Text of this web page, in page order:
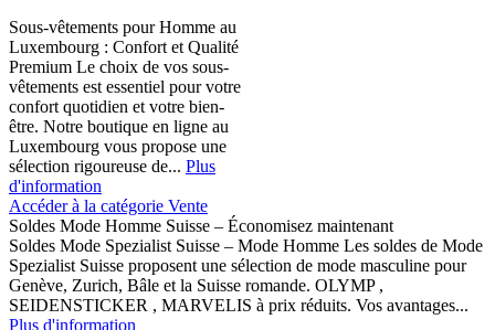
Sous-vêtements pour Homme au
Luxembourg : Confort et Qualité
Premium Le choix de vos sous-
vêtements est essentiel pour votre
confort quotidien et votre bien-
être. Notre boutique en ligne au
Luxembourg vous propose une
sélection rigoureuse de... Plus
d'information
Accéder à la catégorie Vente
Soldes Mode Homme Suisse – Économisez maintenant
Soldes Mode Spezialist Suisse – Mode Homme Les soldes de Mode
Spezialist Suisse proposent une sélection de mode masculine pour
Genève, Zurich, Bâle et la Suisse romande. OLYMP ,
SEIDENSTICKER , MARVELIS à prix réduits. Vos avantages...
Plus d'information